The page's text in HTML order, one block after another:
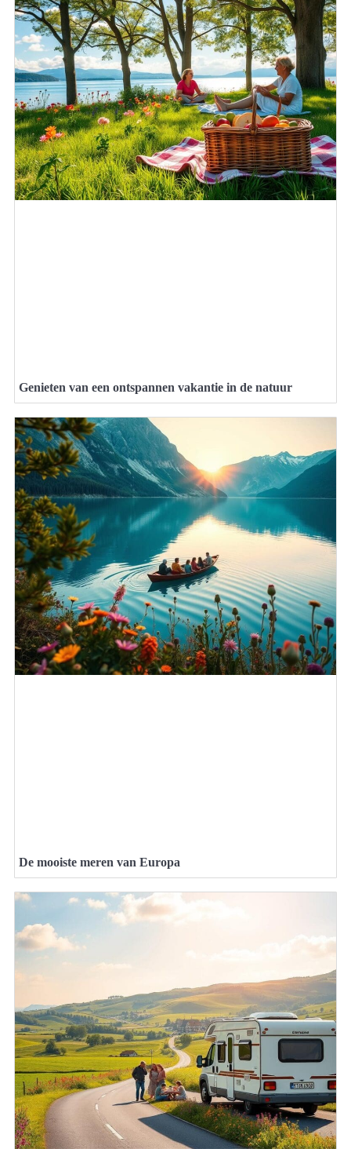
Genieten van een ontspannen vakantie in de natuur
De mooiste meren van Europa